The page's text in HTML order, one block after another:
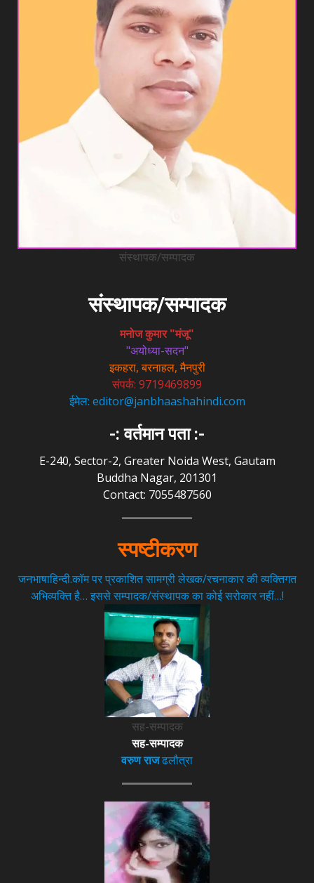
संस्थापक/सम्पादक
संस्थापक/सम्पादक
मनोज कुमार "मंजू"
"अयोध्या-सदन"
इकहरा, बरनाहल, मैनपुरी
संपर्क: 9719469899
ईमेल: editor@janbhaashahindi.com
-: वर्तमान पता :-
E-240, Sector-2, Greater Noida West, Gautam
Buddha Nagar, 201301
Contact: 7055487560
स्पष्टीकरण
जनभाषाहिन्दी.कॉम पर प्रकाशित सामग्री लेखक/रचनाकार की व्यक्तिगत
अभिव्यक्ति है… इससे सम्पादक/संस्थापक का कोई सरोकार नहीं…!
सह-सम्पादक
सह-सम्पादक
वरुण राजढलौत्रा